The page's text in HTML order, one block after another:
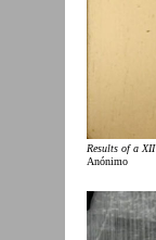
Results of a
Anónimo